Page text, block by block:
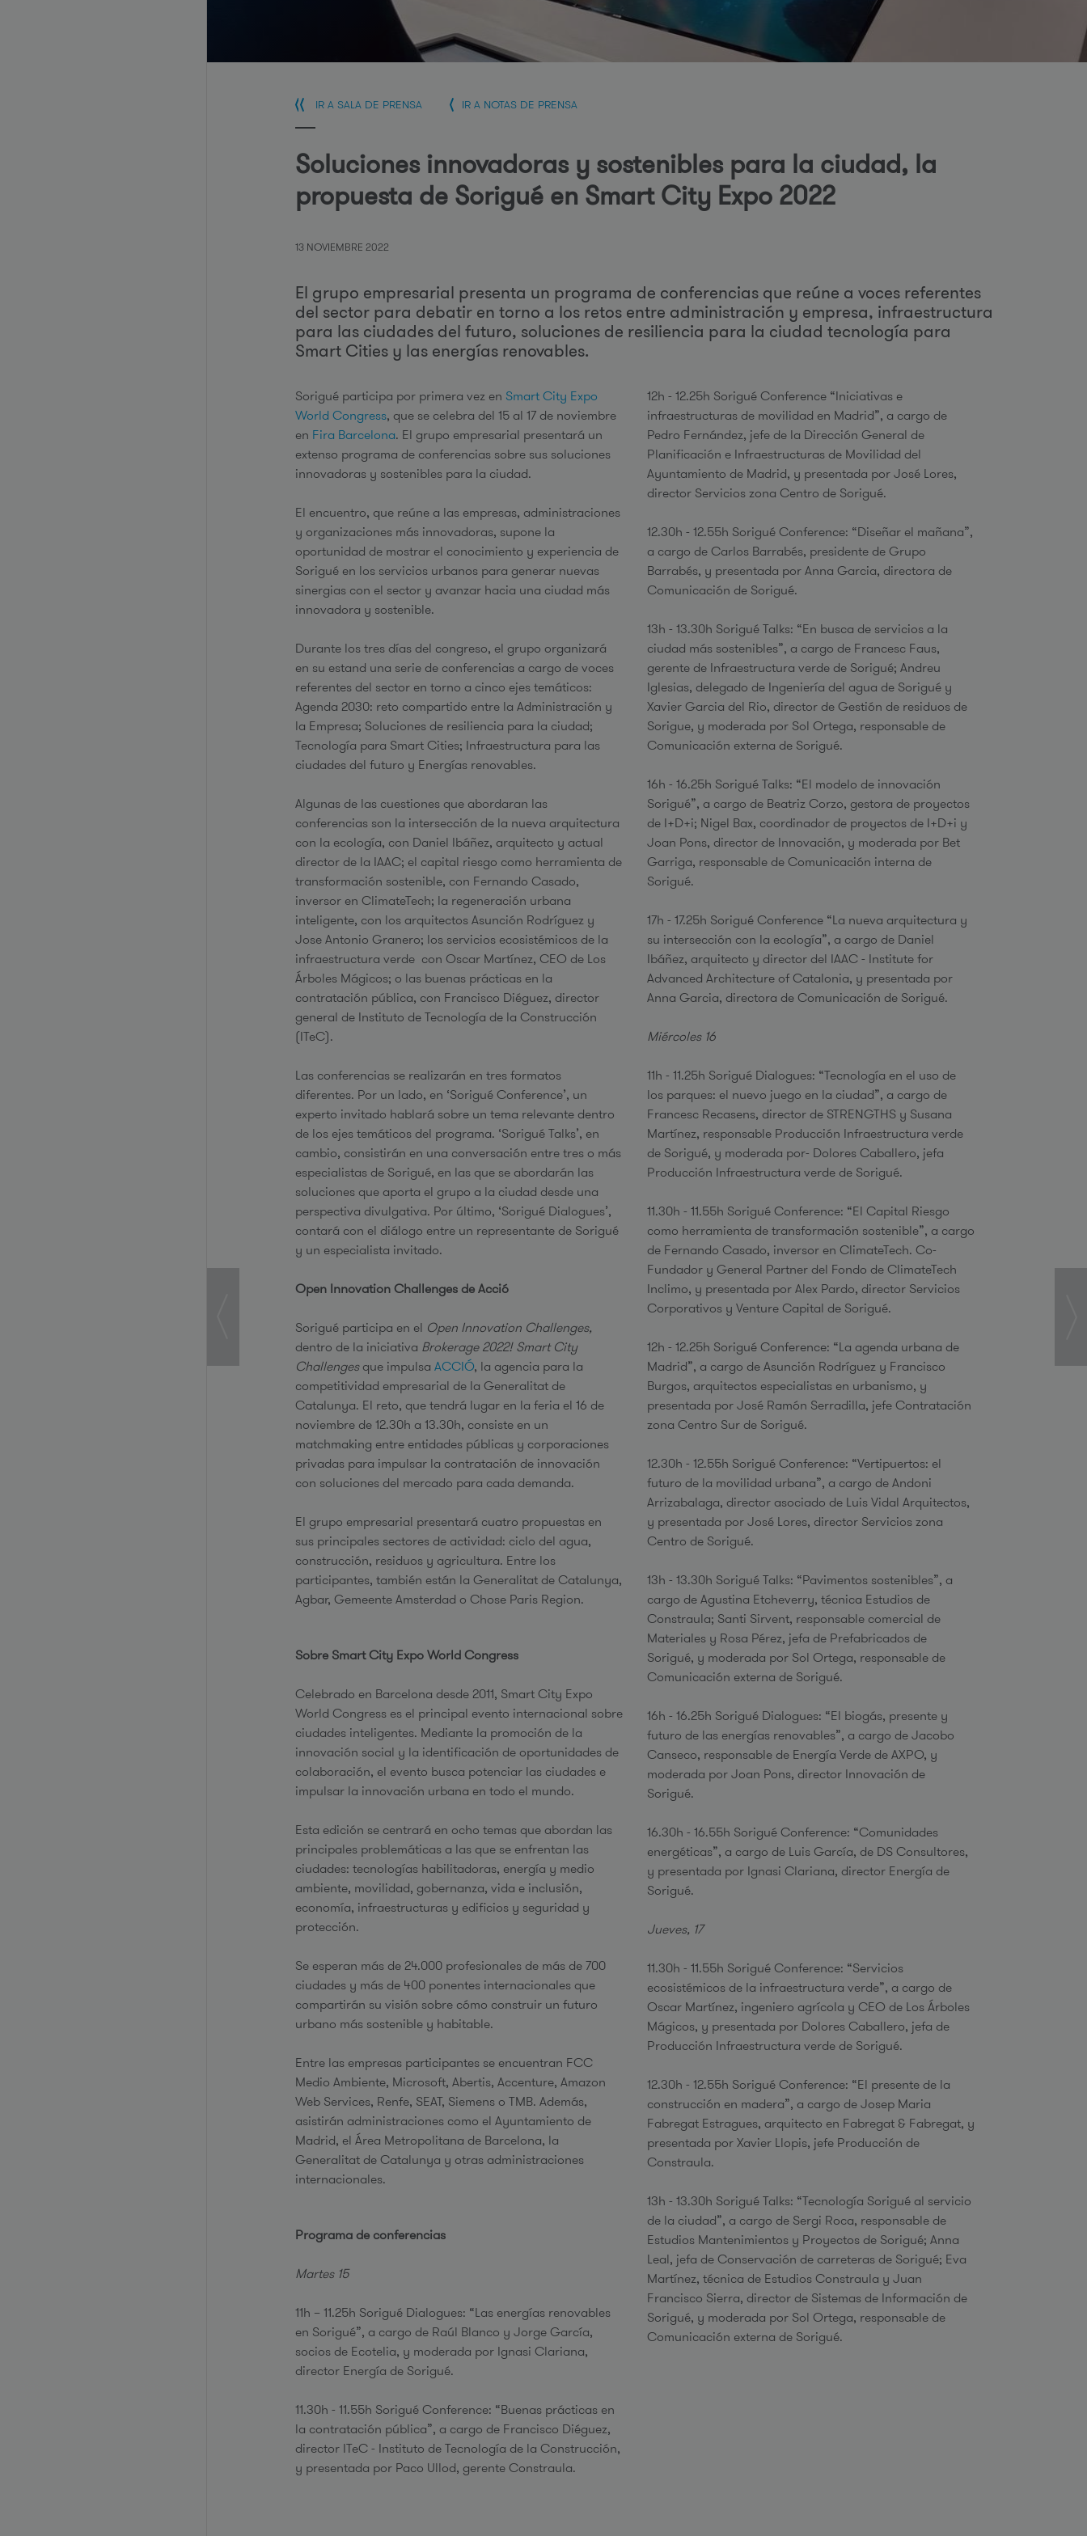
i
e
s
q
e
d
a
IR A SALA DE PRENSA IR A NOTAS DE PRENSA
Soluciones innovadoras y sostenibles para la ciudad, la
propuesta de Sorigué en Smart City Expo 2022
13 NOVIEMBRE 2022
El grupo empresarial presenta un programa de conferencias que reúne a voces referentes
del sector para debatir en torno a los retos entre administración y empresa, infraestructura
para las ciudades del futuro, soluciones de resiliencia para la ciudad tecnología para
Smart Cities y las energías renovables.
Sorigué participa por primera vez en Smart City Expo
World Congress, que se celebra del 15 al 17 de noviembre
en Fira Barcelona. El grupo empresarial presentará un
extenso programa de conferencias sobre sus soluciones
innovadoras y sostenibles para la ciudad.
El encuentro, que reúne a las empresas, administraciones
y organizaciones más innovadoras, supone la
oportunidad de mostrar el conocimiento y experiencia de
Sorigué en los servicios urbanos para generar nuevas
sinergias con el sector y avanzar hacia una ciudad más
innovadora y sostenible.
Durante los tres días del congreso, el grupo organizará
en su estand una serie de conferencias a cargo de voces
referentes del sector en torno a cinco ejes temáticos:
Agenda 2030: reto compartido entre la Administración y
la Empresa; Soluciones de resiliencia para la ciudad;
Tecnología para Smart Cities; Infraestructura para las
ciudades del futuro y Energías renovables.
Algunas de las cuestiones que abordaran las
conferencias son la intersección de la nueva arquitectura
con la ecología, con Daniel Ibáñez, arquitecto y actual
director de la IAAC; el capital riesgo como herramienta de
transformación sostenible, con Fernando Casado,
inversor en ClimateTech; la regeneración urbana
inteligente, con los arquitectos Asunción Rodríguez y
Jose Antonio Granero; los servicios ecosistémicos de la
infraestructura verde con Oscar Martínez, CEO de Los
Árboles Mágicos; o las buenas prácticas en la
contratación pública, con Francisco Diéguez, director
general de Instituto de Tecnología de la Construcción
(ITeC).
Las conferencias se realizarán en tres formatos
diferentes. Por un lado, en ‘Sorigué Conference’, un
experto invitado hablará sobre un tema relevante dentro
de los ejes temáticos del programa. ‘Sorigué Talks’, en
cambio, consistirán en una conversación entre tres o más
especialistas de Sorigué, en las que se abordarán las
soluciones que aporta el grupo a la ciudad desde una
perspectiva divulgativa. Por último, ‘Sorigué Dialogues’,
contará con el diálogo entre un representante de Sorigué
y un especialista invitado.
Open Innovation Challenges de Acció
Sorigué participa en el Open Innovation Challenges,
dentro de la iniciativa Brokerage 2022! Smart City
Challengesque impulsa ACCIÓ, la agencia para la
competitividad empresarial de la Generalitat de
Catalunya. El reto, que tendrá lugar en la feria el 16 de
noviembre de 12.30h a 13.30h, consiste en un
matchmaking entre entidades públicas y corporaciones
privadas para impulsar la contratación de innovación
con soluciones del mercado para cada demanda.
El grupo empresarial presentará cuatro propuestas en
sus principales sectores de actividad: ciclo del agua,
construcción, residuos y agricultura. Entre los
participantes, también están la Generalitat de Catalunya,
Agbar, Gemeente Amsterdad o Chose Paris Region.
Sobre Smart City Expo World Congress
Celebrado en Barcelona desde 2011, Smart City Expo
World Congress es el principal evento internacional sobre
ciudades inteligentes. Mediante la promoción de la
innovación social y la identificación de oportunidades de
colaboración, el evento busca potenciar las ciudades e
impulsar la innovación urbana en todo el mundo.
Esta edición se centrará en ocho temas que abordan las
principales problemáticas a las que se enfrentan las
ciudades: tecnologías habilitadoras, energía y medio
ambiente, movilidad, gobernanza, vida e inclusión,
economía, infraestructuras y edificios y seguridad y
protección.
Se esperan más de 24.000 profesionales de más de 700
ciudades y más de 400 ponentes internacionales que
compartirán su visión sobre cómo construir un futuro
urbano más sostenible y habitable.
Entre las empresas participantes se encuentran FCC
Medio Ambiente, Microsoft, Abertis, Accenture, Amazon
Web Services, Renfe, SEAT, Siemens o TMB. Además,
asistirán administraciones como el Ayuntamiento de
Madrid, el Área Metropolitana de Barcelona, la
Generalitat de Catalunya y otras administraciones
internacionales.
Programa de conferencias
Martes 15
11h – 11.25h Sorigué Dialogues: “Las energías renovables
en Sorigué”, a cargo de Raúl Blanco y Jorge García,
socios de Ecotelia, y moderada por Ignasi Clariana,
director Energía de Sorigué.
11.30h - 11.55h Sorigué Conference: “Buenas prácticas en
la contratación pública”, a cargo de Francisco Diéguez,
director ITeC - Instituto de Tecnología de la Construcción,
y presentada por Paco Ullod, gerente Constraula.
12h - 12.25h Sorigué Conference “Iniciativas e
infraestructuras de movilidad en Madrid”, a cargo de
Pedro Fernández, jefe de la Dirección General de
Planificación e Infraestructuras de Movilidad del
Ayuntamiento de Madrid, y presentada por José Lores,
director Servicios zona Centro de Sorigué.
12.30h - 12.55h Sorigué Conference: “Diseñar el mañana”,
a cargo de Carlos Barrabés, presidente de Grupo
Barrabés, y presentada por Anna Garcia, directora de
Comunicación de Sorigué.
13h - 13.30h Sorigué Talks: “En busca de servicios a la
ciudad más sostenibles”, a cargo de Francesc Faus,
gerente de Infraestructura verde de Sorigué; Andreu
Iglesias, delegado de Ingeniería del agua de Sorigué y
Xavier Garcia del Rio, director de Gestión de residuos de
Sorigue, y moderada por Sol Ortega, responsable de
Comunicación externa de Sorigué.
16h - 16.25h Sorigué Talks: “El modelo de innovación
Sorigué”, a cargo de Beatriz Corzo, gestora de proyectos
de I+D+i; Nigel Bax, coordinador de proyectos de I+D+i y
Joan Pons, director de Innovación, y moderada por Bet
Garriga, responsable de Comunicación interna de
Sorigué.
17h - 17.25h Sorigué Conference “La nueva arquitectura y
su intersección con la ecología”, a cargo de Daniel
Ibáñez, arquitecto y director del IAAC - Institute for
Advanced Architecture of Catalonia, y presentada por
Anna Garcia, directora de Comunicación de Sorigué.
Miércoles 16
11h - 11.25h Sorigué Dialogues: “Tecnología en el uso de
los parques: el nuevo juego en la ciudad”, a cargo de
Francesc Recasens, director de STRENGTHS y Susana
Martínez, responsable Producción Infraestructura verde
de Sorigué, y moderada por- Dolores Caballero, jefa
Producción Infraestructura verde de Sorigué.
11.30h - 11.55h Sorigué Conference: “El Capital Riesgo
como herramienta de transformación sostenible”, a cargo
de Fernando Casado, inversor en ClimateTech. Co-
Fundador y General Partner del Fondo de ClimateTech
Inclimo, y presentada por Alex Pardo, director Servicios
Corporativos y Venture Capital de Sorigué.
12h - 12.25h Sorigué Conference: “La agenda urbana de
Madrid”, a cargo de Asunción Rodríguez y Francisco
Burgos, arquitectos especialistas en urbanismo, y
presentada por José Ramón Serradilla, jefe Contratación
zona Centro Sur de Sorigué.
12.30h - 12.55h Sorigué Conference: “Vertipuertos: el
futuro de la movilidad urbana”, a cargo de Andoni
Arrizabalaga, director asociado de Luis Vidal Arquitectos,
y presentada por José Lores, director Servicios zona
Centro de Sorigué.
13h - 13.30h Sorigué Talks: “Pavimentos sostenibles”, a
cargo de Agustina Etcheverry, técnica Estudios de
Constraula; Santi Sirvent, responsable comercial de
Materiales y Rosa Pérez, jefa de Prefabricados de
Sorigué, y moderada por Sol Ortega, responsable de
Comunicación externa de Sorigué.
16h - 16.25h Sorigué Dialogues: “El biogás, presente y
futuro de las energías renovables”, a cargo de Jacobo
Canseco, responsable de Energía Verde de AXPO, y
moderada por Joan Pons, director Innovación de
Sorigué.
16.30h - 16.55h Sorigué Conference: “Comunidades
energéticas”, a cargo de Luis García, de DS Consultores,
y presentada por Ignasi Clariana, director Energía de
Sorigué.
Jueves, 17
11.30h - 11.55h Sorigué Conference: “Servicios
ecosistémicos de la infraestructura verde”, a cargo de
Oscar Martínez, ingeniero agrícola y CEO de Los Árboles
Mágicos, y presentada por Dolores Caballero, jefa de
Producción Infraestructura verde de Sorigué.
12.30h - 12.55h Sorigué Conference: “El presente de la
construcción en madera”, a cargo de Josep Maria
Fabregat Estragues, arquitecto en Fabregat & Fabregat, y
presentada por Xavier Llopis, jefe Producción de
Constraula.
13h - 13.30h Sorigué Talks: “Tecnología Sorigué al servicio
de la ciudad”, a cargo de Sergi Roca, responsable de
Estudios Mantenimientos y Proyectos de Sorigué; Anna
Leal, jefa de Conservación de carreteras de Sorigué; Eva
Martínez, técnica de Estudios Constraula y Juan
Francisco Sierra, director de Sistemas de Información de
Sorigué, y moderada por Sol Ortega, responsable de
Comunicación externa de Sorigué.